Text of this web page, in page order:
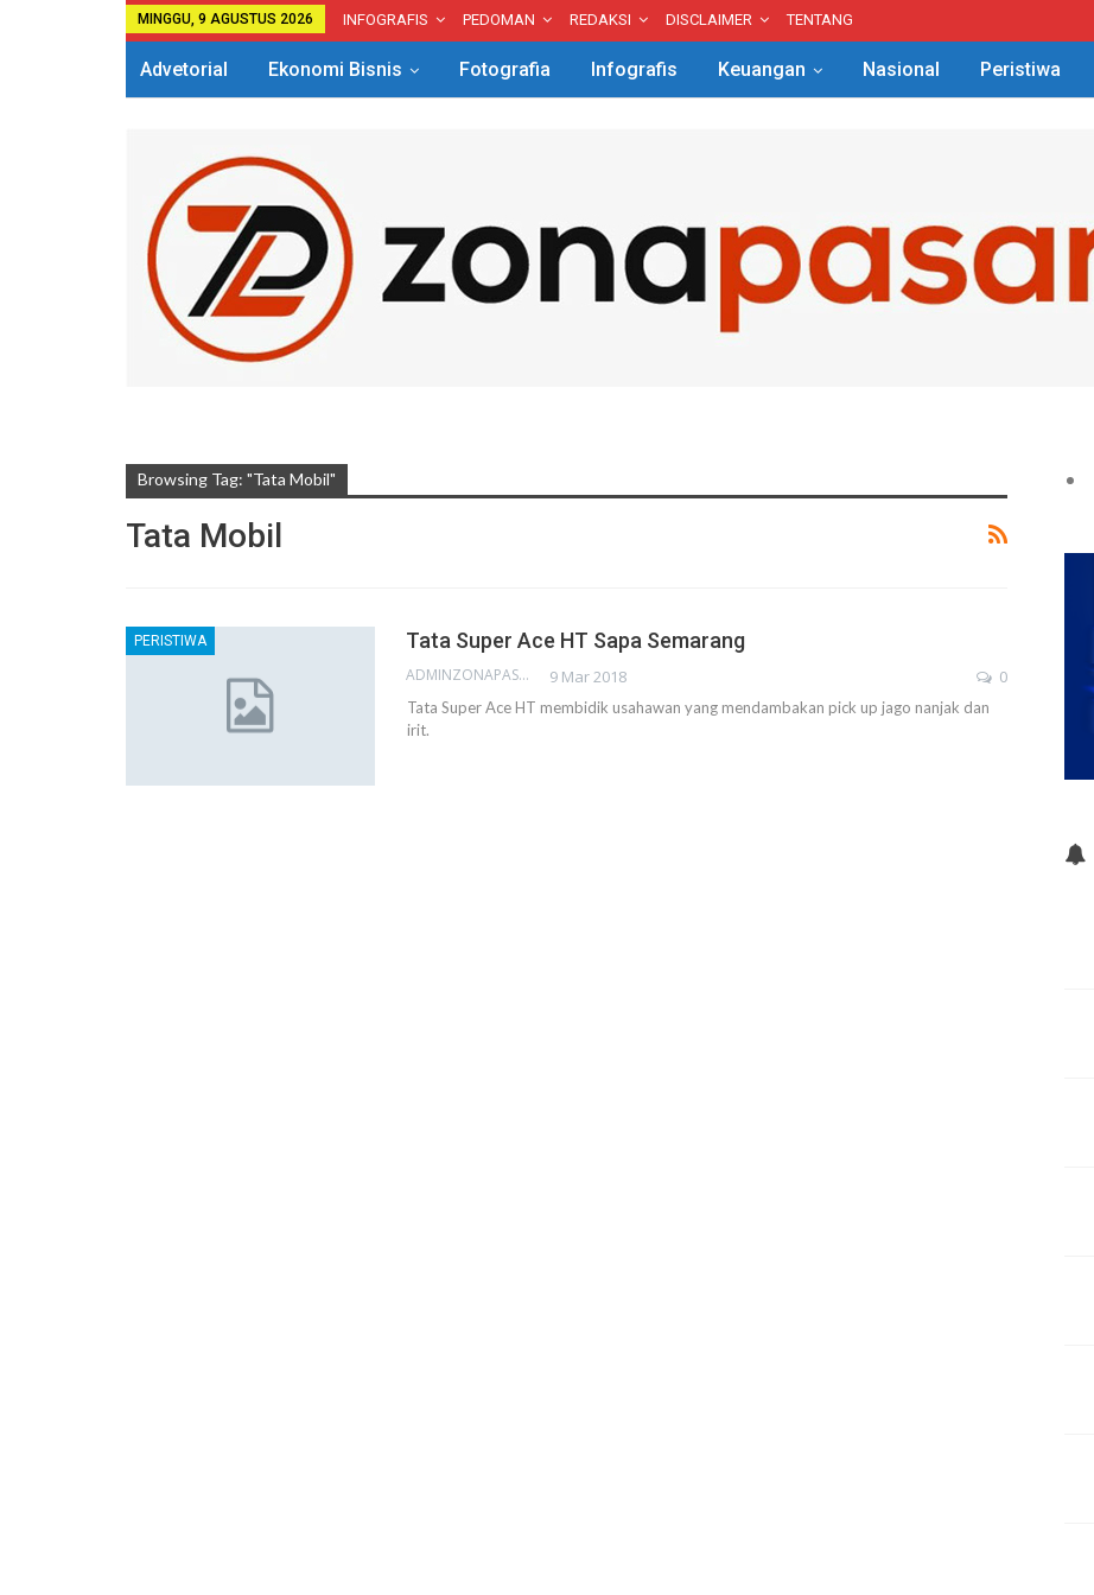
MINGGU, 9 AGUSTUS 2026 INFOGRAFIS PEDOMAN REDAKSI DISCLAIMER TENTANG
Advetorial Ekonomi Bisnis Fotografia Infografis Keuangan Nasional Peristiwa
Browsing Tag: "tata Mobil"
Tata Mobil
PERISTIWA Tata Super Ace HT Sapa Semarang
ADMINZONAPASAR 9 Mar 2018 0
Tata Super Ace HT membidik usahawan yang mendambakan pick up jago nanjak dan
irit.